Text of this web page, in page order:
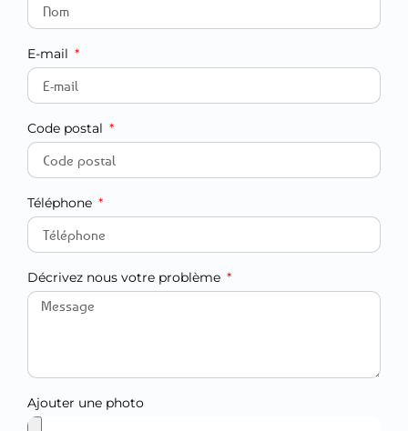
E-mail
Code postal
Téléphone
Décrivez nous votre problème
Ajouter une photo